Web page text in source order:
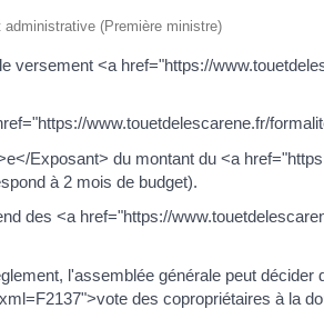
(Première ministre)
versement <a href="https://
www.touetdelescarene.fr/
Exposant> du montant du <a
à 2 mois de budget).
des <a href="https://
l'assemblée générale peut décider
des copropriétaires à la